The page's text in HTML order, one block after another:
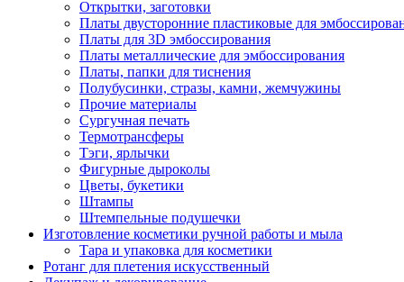
Открытки, заготовки
Платы двусторонние пластиковые для
Платы для 3D эмбоссирования
Платы металлические для эмбоссирования
Платы, папки для тиснения
Полубусинки, стразы, камни, жемчужины
Прочие материалы
Сургучная печать
Термотрансферы
Тэги, ярлычки
Фигурные дыроколы
Цветы, букетики
Штампы
Штемпельные подушечки
Изготовление косметики ручной работы и мыла
Тара и упаковка для косметики
Ротанг для плетения искусственный